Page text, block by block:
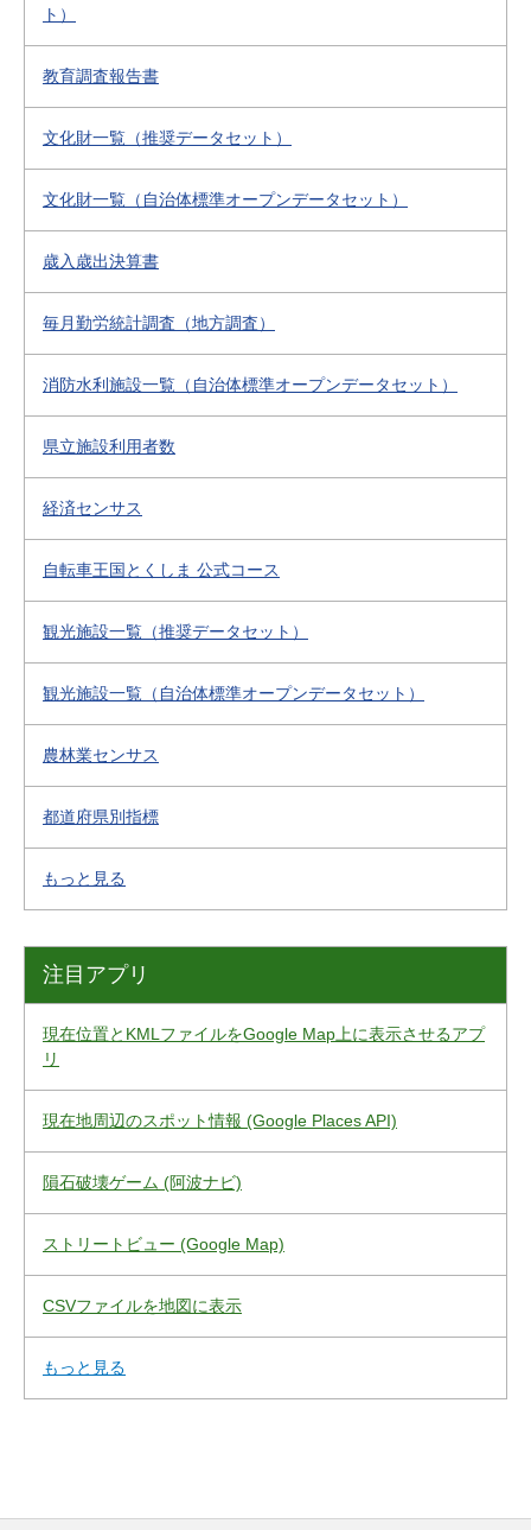
ト）
教育調査報告書
文化財一覧（推奨データセット）
文化財一覧（自治体標準オープンデータセット）
歳入歳出決算書
毎月勤労統計調査（地方調査）
消防水利施設一覧（自治体標準オープンデータセット）
県立施設利用者数
経済センサス
自転車王国とくしま 公式コース
観光施設一覧（推奨データセット）
観光施設一覧（自治体標準オープンデータセット）
農林業センサス
都道府県別指標
もっと見る
注目アプリ
現在位置とKMLファイルをGoogle Map上に表示させるアプ
リ
現在地周辺のスポット情報 (Google Places API)
隕石破壊ゲーム (阿波ナビ)
ストリートビュー (Google Map)
CSVファイルを地図に表示
もっと見る